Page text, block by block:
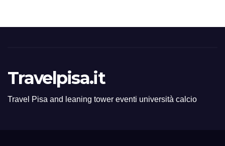
Travelpisa.it
Travel Pisa and leaning tower eventi università calcio